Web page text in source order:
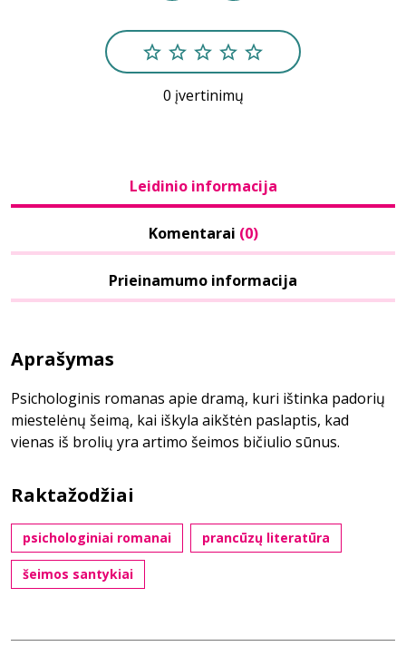
0 įvertinimų
Leidinio informacija
Komentarai (0)
Prieinamumo informacija
Aprašymas
Psichologinis romanas apie dramą, kuri ištinka padorių
miestelėnų šeimą, kai iškyla aikštėn paslaptis, kad
vienas iš brolių yra artimo šeimos bičiulio sūnus.
Raktažodžiai
psichologiniai romanai prancūzų literatūra
šeimos santykiai